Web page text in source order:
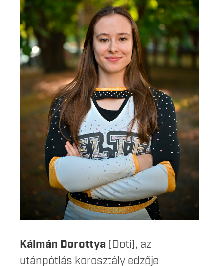
Kálmán Dorottya (Doti), az
utánpótlás korosztály edzője